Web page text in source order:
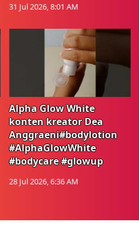
31 Jul 2026, 8:01 AM
Alpha Glow White
konten kreator Dea
Anggraeni#bodylotion
#AlphaGlowWhite
#bodycare #glowup
28 Jul 2026, 6:36 AM